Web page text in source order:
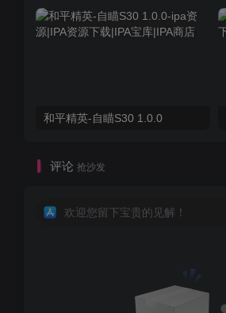
和平精英-自瞄S30 1.0.0
评论 抢沙发
欢迎您留下宝贵的见解！